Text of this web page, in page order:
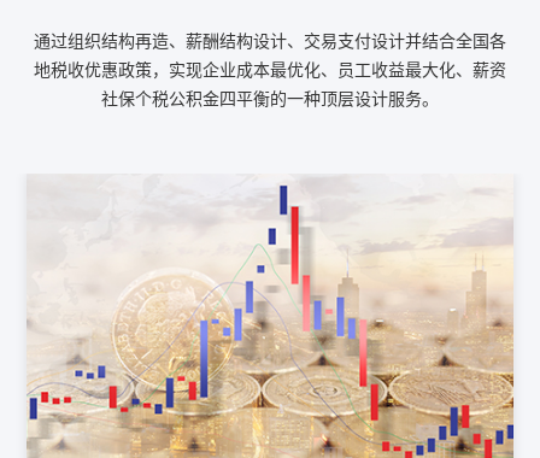
通过组织结构再造、薪酬结构设计、交易支付设计并结合全国各
地税收优惠政策，实现企业成本最优化、员工收益最大化、薪资
社保个税公积金四平衡的一种顶层设计服务。